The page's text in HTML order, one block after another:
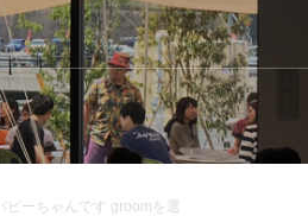
ーちゃんです groomを選